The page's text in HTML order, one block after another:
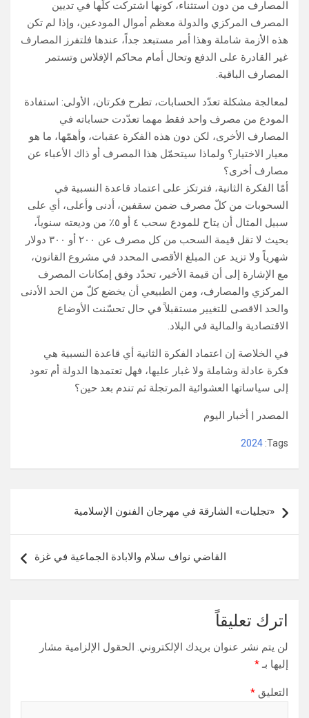
المصارف من دون استثناء، كونها اشتركت كلّها في تديين
المصرف المركزي والدولة معظم أموال المودعين، وإذا لم تكن
هذه الأزمة شاملة وهذا أمر مستبعد جداً، عندها فلتفرز المصارف
غير القادرة على الدفع وتحال أمام محاكم الإفلاس وتستمر
المصارف الباقية.
لمعالجة مشكلة تعدّد الحسابات، تطرح فكرتان، الأولى: استفادة
المودع من مصرف واحد فقط مهما تعدّدت حساباته في
المصارف الأخرى، لكن دون هذه الفكرة عقبات، وأهمّها، ما هو
معيار الاختيار؟ ولماذا سيتحمّل هذا المصرف أو ذاك الأعباء عن
مصارف أخرى؟
أمّا الفكرة الثانية، فترتكز على اعتماد قاعدة النسبية في
السحوبات من كلّ مصرف ضمن سقفين، أدنى وأعلى، أي على
سبيل المثال أن يتاح للمودع سحب ٤ أو ٥٪ من وديعته سنوياً،
بحيث لا تقل قيمة السحب من كل مصرف عن ٢٠٠ أو ٣٠٠ دولار
شهرياً ولا تزيد عن المبلغ الأقصى المحدد في مشروع القانون،
مع الإشارة إلى أن قيمة الأخير، تحدّد وفق إمكانات المصرف
المركزي والمصارف، ومن الطبيعي أن يخضع كلّ من الحد الأدنى
والحد الاقصى للتغيير مستقبلاً في حال تحسّنت الأوضاع
الاقتصادية والمالية في البلاد.
في الخلاصة إن اعتماد الفكرة الثانية أي قاعدة النسبية هي
فكرة عادلة وشاملة ولا غبار عليها، فهل تعتمدها الدولة أم تعود
إلى سياساتها العشوائية المرتجلة ثم تندم بعد حين؟
المصدر | أخبار اليوم
Tags:
2024
المقالات
«تجليات» الشارقة في مهرجان الفنون الإسلامية
القاضي نواف سلام والابادة الجماعية في غزة
اترك تعليقاً
لن يتم نشر عنوان بريدك الإلكتروني. الحقول الإلزامية مشار
إليها بـ*
التعليق *